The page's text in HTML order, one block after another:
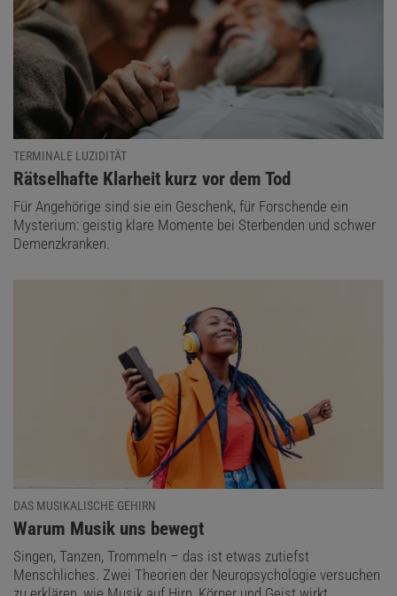
TERMINALE LUZIDITÄT
:Rätselhafte Klarheit kurz vor dem Tod
Für Angehörige sind sie ein Geschenk, für Forschende ein
Mysterium: geistig klare Momente bei Sterbenden und schwer
Demenzkranken.
DAS MUSIKALISCHE GEHIRN
:
Warum Musik uns bewegt
Singen, Tanzen, Trommeln – das ist etwas zutiefst
Menschliches. Zwei Theorien der Neuropsychologie versuchen